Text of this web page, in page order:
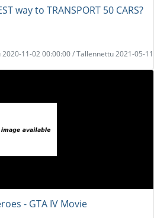
way to TRANSPORT 50 CARS?
2020-11-02 00:00:00 / Tallennettu 2021-05-11
- GTA IV Movie